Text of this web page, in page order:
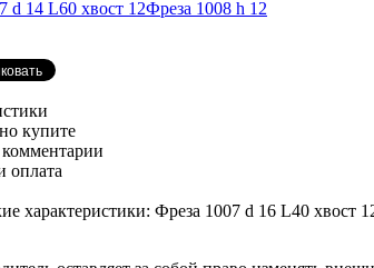
d 14 L60 хвост 12Фреза 1008 h 12
купите
оплата
характеристики: Фреза 1007 d 16 L40 хвост